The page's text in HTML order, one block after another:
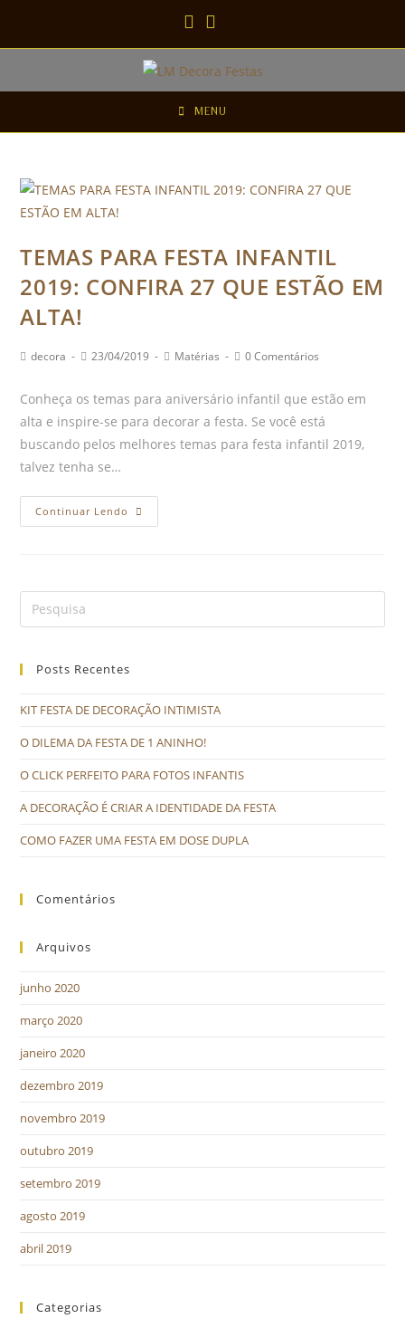
MENU
TEMAS PARA FESTA INFANTIL
2019: CONFIRA 27 QUE ESTÃO EM
ALTA!
decora 23/04/2019 Matérias 0 Comentários
Conheça os temas para aniversário infantil que estão em
alta e inspire-se para decorar a festa. Se você está
buscando pelos melhores temas para festa infantil 2019,
talvez tenha se…
Continuar Lendo
Posts Recentes
KIT FESTA DE DECORAÇÃO INTIMISTA
O DILEMA DA FESTA DE 1 ANINHO!
O CLICK PERFEITO PARA FOTOS INFANTIS
A DECORAÇÃO É CRIAR A IDENTIDADE DA FESTA
COMO FAZER UMA FESTA EM DOSE DUPLA
Comentários
Arquivos
junho 2020
março 2020
janeiro 2020
dezembro 2019
novembro 2019
outubro 2019
setembro 2019
agosto 2019
abril 2019
Categorias